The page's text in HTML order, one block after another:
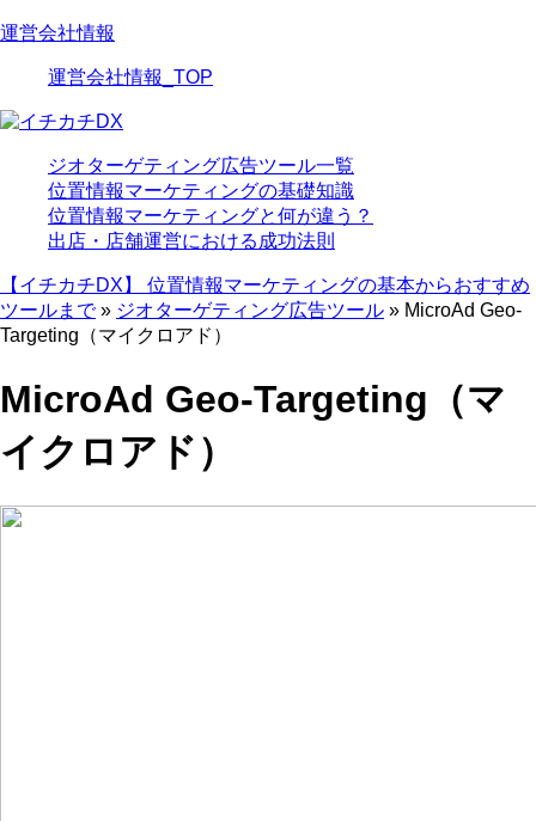
運営会社情報
運営会社情報_TOP
ジオターゲティング広告ツール一覧
位置情報マーケティングの基礎知識
位置情報マーケティングと何が違う？
出店・店舗運営における成功法則
【イチカチDX】 位置情報マーケティングの基本からおすすめ
ツールまで» ジオターゲティング広告ツール » MicroAd Geo-
Targeting（マイクロアド）
MicroAd Geo-Targeting（マ
イクロアド）